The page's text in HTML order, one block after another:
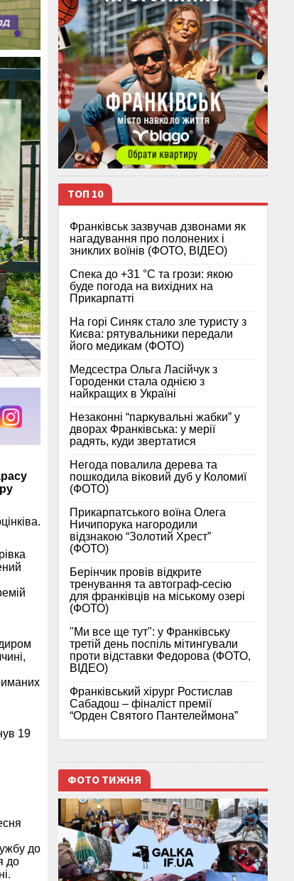
19
до
до
ТОП 10
Франківськ зазвучав дзвонами як
нагадування про полонених і
зниклих воїнів (ФОТО, ВІДЕО)
Спека до +31 °C та грози: якою
буде погода на вихідних на
Прикарпатті
На горі Синяк стало зле туристу з
Києва: рятувальники передали
його медикам (ФОТО)
Медсестра Ольга Ласійчук з
Городенки стала однією з
найкращих в Україні
Незаконні “паркувальні жабки” у
дворах Франківська: у мерії
радять, куди звертатися
Негода повалила дерева та
пошкодила віковий дуб у Коломиї
(ФОТО)
Прикарпатського воїна Олега
Ничипорука нагородили
відзнакою “Золотий Хрест”
(ФОТО)
Берінчик провів відкрите
тренування та автограф-сесію
для франківців на міському озері
(ФОТО)
"Ми все ще тут": у Франківську
третій день поспіль мітингували
проти відставки Федорова (ФОТО,
ВІДЕО)
Франківський хірург Ростислав
Сабадош – фіналіст премії
“Орден Святого Пантелеймона”
ФОТО ТИЖНЯ